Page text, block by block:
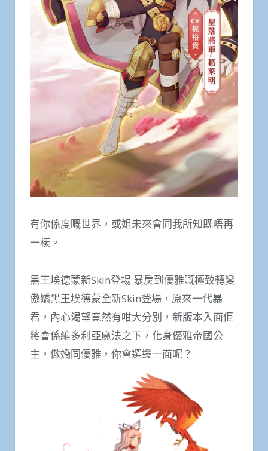
有你係度嘅世界，或姐未來會同我所知既唔再
一樣。
黑王埃德蒙新Skin登場 暴戾到優雅嘅極致轉變
傲嬌黑王埃德蒙全新Skin登場，原來一代暴
君，內心渴望竟然有咁大分別，新版本入面佢
將會係維多利亞魔法之下，化身優雅帝國公
主，傲嬌同優雅，你會選邊一面呢？